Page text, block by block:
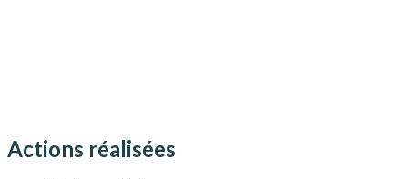
Actions réalisées